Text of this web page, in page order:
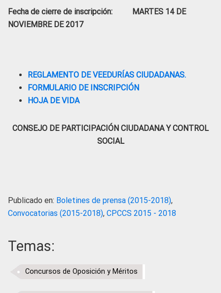
Fecha de cierre de inscripción: MARTES 14 DE
NOVIEMBRE DE 2017
REGLAMENTO DE VEEDURÍAS CIUDADANAS.
FORMULARIO DE INSCRIPCIÓN
HOJA DE VIDA
CONSEJO DE PARTICIPACIÓN CIUDADANA Y CONTROL
SOCIAL
Publicado en: Boletines de prensa (2015-2018),
Convocatorias (2015-2018), CPCCS 2015 - 2018
Temas:
Concursos de Oposición y Méritos